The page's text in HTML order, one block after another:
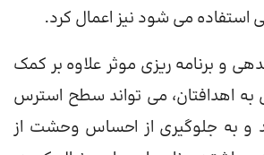
استفاده می شود نیز اعمال کرد.
و برنامه ریزی موثر علاوه بر کمک
به اهدافتان، می تواند سطح استرس
به جلوگیری از احساس وحشت از